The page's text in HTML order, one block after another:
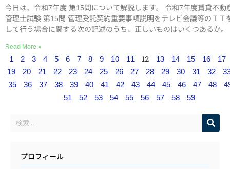
今日は、令和7年度 第15問について解説します。 令和7年度賃貸不動
管理士試験 第15問 管理受託契約重要事項説明をテレビ会議等のＩＴ
して行う場合に関する次の記述のうち、正しいものはいくつあるか
Read More »
1 2 3 4 5 6 7 8 9 10 11 12 13 14 15 16
17
19
20 21 22 23 24 25 26 27 28 29 30 31 32
35
36 37 38 39 40 41 42 43 44 45 46 47 48
51
52 53 54 55 56 57 58 59
プロフィール